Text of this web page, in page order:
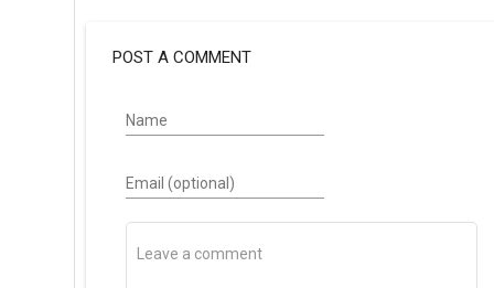
POST A COMMENT
Name
Email (optional)